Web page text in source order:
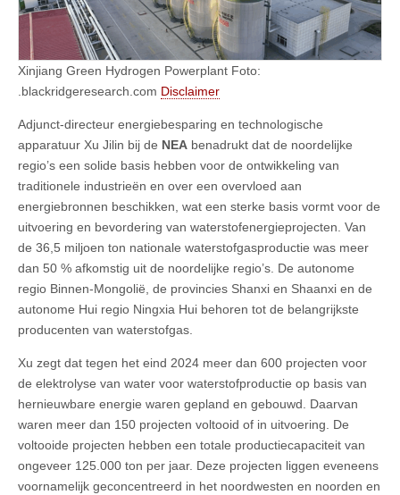
Xinjiang Green Hydrogen Powerplant Foto:
.blackridgeresearch.com Disclaimer
Adjunct-directeur energiebesparing en technologische
apparatuur Xu Jilin bij de NEA benadrukt dat de noordelijke
regio’s een solide basis hebben voor de ontwikkeling van
traditionele industrieën en over een overvloed aan
energiebronnen beschikken, wat een sterke basis vormt voor de
uitvoering en bevordering van waterstofenergieprojecten. Van
de 36,5 miljoen ton nationale waterstofgasproductie was meer
dan 50 % afkomstig uit de noordelijke regio’s. De autonome
regio Binnen-Mongolië, de provincies Shanxi en Shaanxi en de
autonome Hui regio Ningxia Hui behoren tot de belangrijkste
producenten van waterstofgas.
Xu zegt dat tegen het eind 2024 meer dan 600 projecten voor
de elektrolyse van water voor waterstofproductie op basis van
hernieuwbare energie waren gepland en gebouwd. Daarvan
waren meer dan 150 projecten voltooid of in uitvoering. De
voltooide projecten hebben een totale productiecapaciteit van
ongeveer 125.000 ton per jaar. Deze projecten liggen eveneens
voornamelijk geconcentreerd in het noordwesten en noorden en